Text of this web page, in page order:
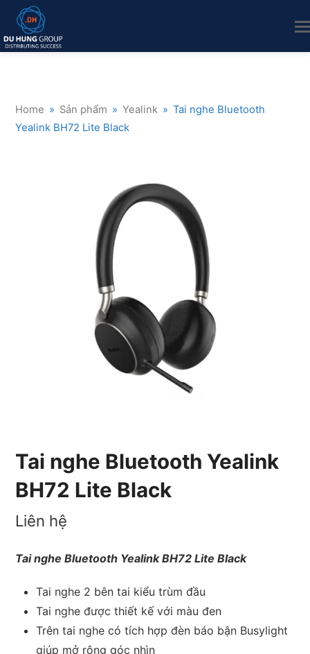
Home » Sản phẩm » Yealink » Tai nghe Bluetooth
Yealink BH72 Lite Black
Tai nghe Bluetooth Yealink
BH72 Lite Black
Liên hệ
Tai nghe Bluetooth Yealink BH72 Lite Black
Tai nghe 2 bên tai kiểu trùm đầu
Tai nghe được thiết kế với màu đen
Trên tai nghe có tích hợp đèn báo bận Busylight
giúp mở rộng góc nhìn